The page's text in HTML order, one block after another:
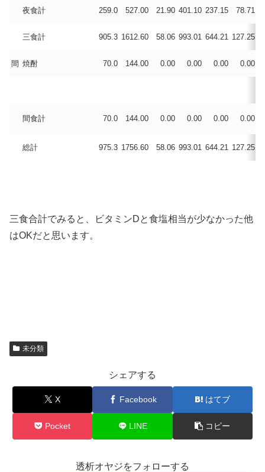
夜食計 259.0 527.00 21.90 401.10 237.15 78.71
三食計 905.3 1612.60 58.06 993.01 644.21 127.25
間 焼酎 70.0 144.00 0.00 0.00 0.00 0.00
間食計 70.0 144.00 0.00 0.00 0.00 0.00
総計 975.3 1756.60 58.06 993.01 644.21 127.25
三食合計でみると、ビタミンDと食塩相当が少なかった他
はOKだと思います。
未分類
シェアする
X Facebook はてブ
Pocket LINE コピー
透析オヤジをフォローする